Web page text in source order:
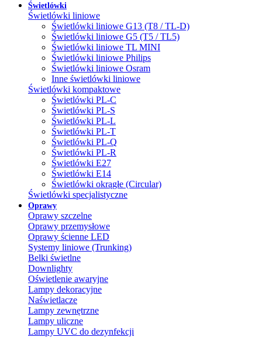
Świetlówki
Świetlówki liniowe
Świetlówki liniowe G13 (T8 / TL-D)
Świetlówki liniowe G5 (T5 / TL5)
Świetlówki liniowe TL MINI
Świetlówki liniowe Philips
Świetlówki liniowe Osram
Inne świetlówki liniowe
Świetlówki kompaktowe
Świetlówki PL-C
Świetlówki PL-S
Świetlówki PL-L
Świetlówki PL-T
Świetlówki PL-Q
Świetlówki PL-R
Świetlówki E27
Świetlówki E14
Świetlówki okrągłe (Circular)
Świetlówki specjalistyczne
Oprawy
Oprawy szczelne
Oprawy przemysłowe
Oprawy ścienne LED
Systemy liniowe (Trunking)
Belki świetlne
Downlighty
Oświetlenie awaryjne
Lampy dekoracyjne
Naświetlacze
Lampy zewnętrzne
Lampy uliczne
Lampy UVC do dezynfekcji